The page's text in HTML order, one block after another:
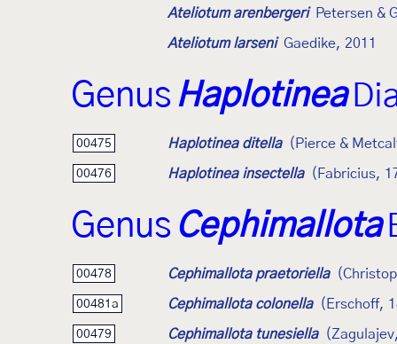
Ateliotum arenbergeri Petersen &
Ateliotum larseni Gaedike, 2011
Genus Haplotinea
00475 Haplotinea ditella (Pierce &
00476 Haplotinea insectella (Fabricius,
Genus Cephimallota
00478 Cephimallota praetoriella
00481a Cephimallota colonella (Erschoff,
00479 Cephimallota tunesiella